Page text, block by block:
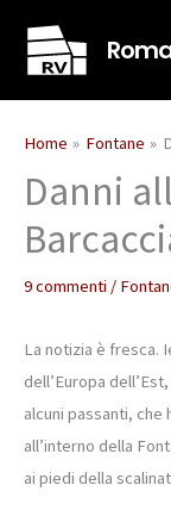
contenuto
Home Fontane
Danni
9 commenti /
La notizia è fresca.
dell’Europa
alcuni passanti, che
all’interno della
ai piedi della